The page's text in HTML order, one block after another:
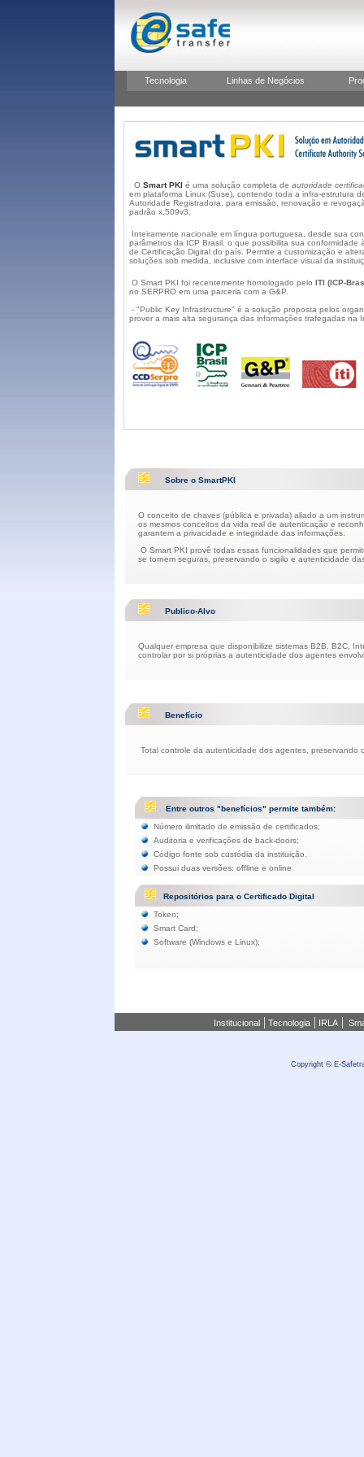
Tecnologia Linhas de Negócios
O Smart PKI é uma solução completa de autoridade
em plataforma Linux (Suse), contendo toda a infra-estrutura
Autoridade Registradora, para emissão, renovação e
padrão x.509v3.
Inteiramente nacionale em língua portuguesa, desde sua
parâmetros da ICP Brasil, o que possibilita sua conformidade
de Certificação Digital do país. Permite a customização e
soluções sob medida, inclusive com interface visual da
O Smart PKI foi recentemente homologado pelo ITI (ICP-
no SERPRO em uma parceria com a G&P.
- "Public Key Infrastructure" é a solução proposta pelos
prover a mais alta segurança das informações trafegadas na
Sobre o SmartPKI
O conceito de chaves (pública e privada) aliado a um
os mesmos conceitos da vida real de autenticação e
garantem a privacidade e integridade das informações.
O Smart PKI provê todas essas funcionalidades que
se tornem seguras, preservando o sigilo e autenticidade
Publico-Alvo
Qualquer empresa que disponibilize sistemas B2B, B2C,
controlar por si próprias a autenticidade dos agentes
Benefício
Total controle da autenticidade dos agentes,
Entre outros "benefícios" permite também:
Número ilimitado de emissão de certificados;
Auditoria e verificações de back-doors;
Código fonte sob custódia da instituição.
Possui duas versões: offline e online
Repositórios para o Certificado Digital
Token;
Smart Card;
Software (Windows e Linux);
Institucional| Tecnologia| IRLA|
Copyright © E-